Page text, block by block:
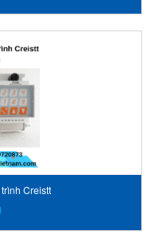
Creistt